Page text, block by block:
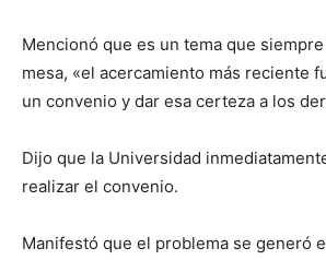
Mencionó que es un tema que
mesa, «el acercamiento más reciente
un convenio y dar esa certeza a los
Dijo que la Universidad
realizar el convenio.
Manifestó que el problema se generó